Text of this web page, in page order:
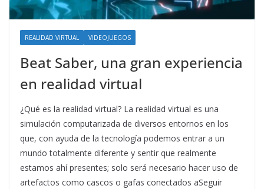
REALIDAD VIRTUAL VIDEOJUEGOS
Beat Saber, una gran experiencia
en realidad virtual
¿Qué es la realidad virtual? La realidad virtual es una
simulación computarizada de diversos entornos en los
que, con ayuda de la tecnología podemos entrar a un
mundo totalmente diferente y sentir que realmente
estamos ahí presentes; solo será necesario hacer uso de
artefactos como cascos o gafas conectados aSeguir